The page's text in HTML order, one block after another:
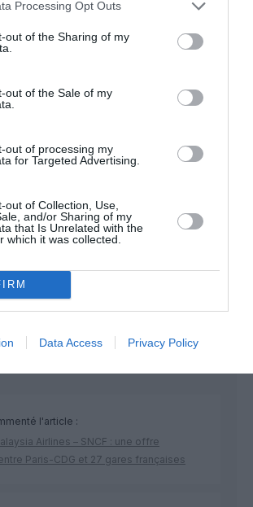
Processing Opt Outs
out of the Sharing of my
out of the Sale of my
out of processing my
for Targeted Advertising.
out of Collection, Use,
and/or Sharing of my
that Is Unrelated with the
which it was collected.
Data Access Privacy Policy
LAISSER UN COMMENTAIRE
Air Journal participez
à son
développement !
NOUS SOUTENIR
l'article :
Airlines – SNCF : une offre
Paris-CDG et 27 gares françaises